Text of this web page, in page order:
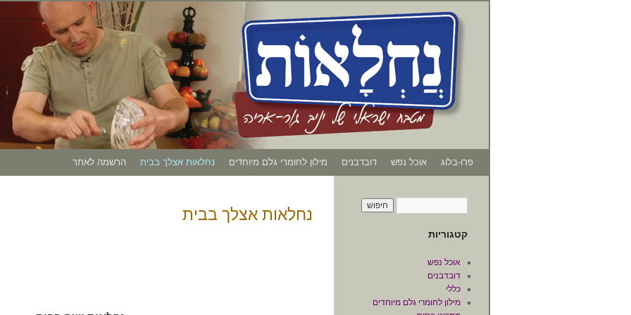
פרו-בלוג אוכל נפש דובדבנים מילון לחומרי גלם מיוחדים נחלאות אצלך בבית הרשמה לאתר
נחלאות אצלך בבית
קטגוריות
אוכל נפש
דובדבנים
כללי
מילון לחומרי גלם מיוחדים